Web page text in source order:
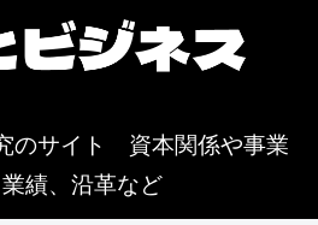
のサイト 資本関係や事業
績、沿革など